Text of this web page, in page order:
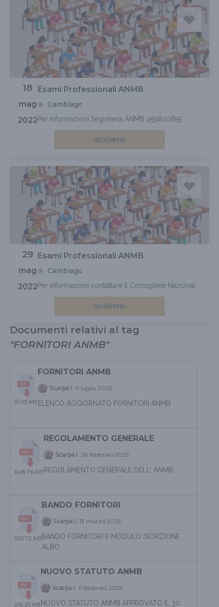
18
mag
2022
Esami Professionali ANMB
Cambiago
Per informazioni Segreteria ANMB 059820855
Iscriversi
29
mag
2022
Esami Professionali ANMB
Cambiago
Per informazioni contattare il Consigliere Nazionale
M° CASATI Umberto 335.250623
Iscriversi
Documenti relativi al tag
"FORNITORI ANMB"
31.95 KB
FORNITORI ANMB
Scarpa I. 11 luglio 2025
ELENCO AGGIORNATO FORNITORI ANMB
648.76 KB
REGOLAMENTO GENERALE
Scarpa I. 26 febbraio 2025
REGOLAMENTO GENERALE DELL' ANMB
355.72 KB
BANDO FORNITORI
Scarpa I. 13 marzo 2025
BANDO FORNITORI E MODULO ISCRIZIONE
ALBO
216.25 KB
NUOVO STATUTO ANMB
Scarpa I. 11 febbraio 2025
NUOVO STATUTO ANMB APPROVATO IL 30